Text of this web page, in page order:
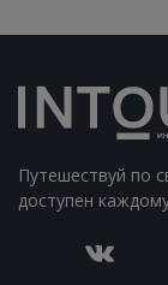
Путешествуй по
доступен